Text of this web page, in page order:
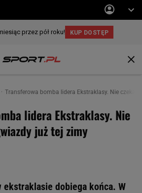
Transferowa bomba lidera Ekstraklasy. Nie
lidera Ekstraklasy. Nie
już tej zimy
ekstraklasie dobiega końca. W